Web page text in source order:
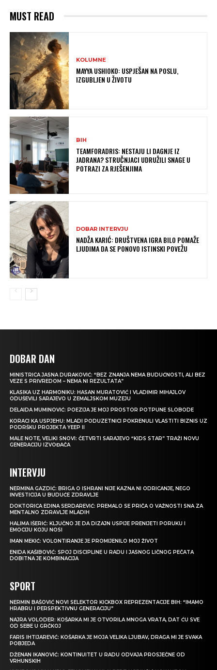
MUST READ
KOLUMNE
MAYYA USHIOKO: USPJEŠAN NA POSLU,
IZGUBLJEN U ŽIVOTU
BIH
TEAMFORADRIS: NESTAJU LI DAGNJE IZ
JADRANA? STRUČNJACI UDRUŽILI SNAGE U
POTRAZI ZA RJEŠENJIMA
DOBAR INTERVJU
NADŽA KARIĆ: DRUŠTVENA IGRA BILO POMAŽE
LJUDIMA DA SE PONOVO ISTINSKI POVEŽU
DOBAR DAN
MINISTRICA JASNA DURAKOVIĆ: “BEZ ZNANJA NEMA BUDUĆNOSTI, ALI BEZ
VEZE S PRIVREDOM – NEMA NI REZULTATA”
KLASIKA UZ HARMONIKU: HASAN MURATOVIĆ I VLADIMIR MIHAJLOV
ODUŠEVILI SARAJEVO U ZEMALJSKOM MUZEJU
DELAIDA MUMINOVIĆ: POEZIJA JE MOJ PROSTOR POTPUNE SLOBODE
KORACI KA USPJEHU: MLADI PODUZETNICI POKRENULI VLASTITI BIZNIS UZ
PODRŠKU PROJEKTA YEEP II
MALE NOTE, VELIKI SNOVI: ČETVRTI SARAJEVO “KIDS STAR” TRAŽI NOVU
GENERACIJU IZVOĐAČA
INTERVJU
NERMINA GAZDIĆ: BRIGA O ISHRANI NIJE KAZNA NI ODRICANJE, NEGO
INVESTICIJA U BUDUĆE ZDRAVLJE
DOKTORICA EDINA SERDAREVIĆ: PREMALO SE PRIČA O VAŽNOSTI SNA ZA
MENTALNO ZDRAVLJE MLADIH
HALIMA IŠERIĆ: KLJUČNO JE DA DIZAJN USPIJE PRENIJETI PORUKU I
EMOCIJU KOJU NOSI
IMAN MEKIĆ: VOLONTIRANJE JE PROMIJENILO MOJ ŽIVOT
ENIDA KAŠIBOVIĆ: SPOJ DISCIPLINE U RADU I JASNOG LIČNOG PEČATA
DOBITNA JE KOMBINACIJA
SPORT
NERMIN BAŠOVIĆ NOVI SELEKTOR KICKBOX REPREZENTACIJE BIH: “IMAMO
HRABRU I PERSPEKTIVNU GENERACIJU”
NAJRA VOLODER: KOŠARKA MI JE OTVORILA MNOGA VRATA, DAT ĆU SVE
OD SEBE U GRČKOJ
FARIS IHTIJAREVIĆ: KOŠARKA JE MOJA VELIKA LJUBAV, DRAGA MI JE SVAKA
POBJEDA
DŽENAN IKANOVIĆ: KONTINUITET U RADU ODVAJA PROSJEČNE OD
VRHUNSKIH